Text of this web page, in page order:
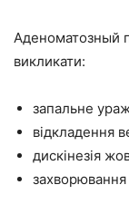
Аденоматозный
викликати:
запальне
відкладення
дискінезія
захворювання